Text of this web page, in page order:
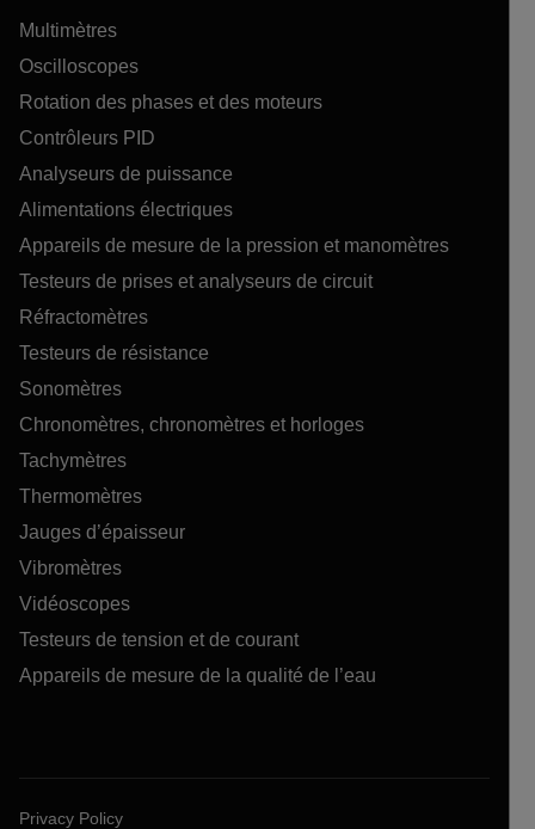
Multimètres
Oscilloscopes
Rotation des phases et des moteurs
Contrôleurs PID
Analyseurs de puissance
Alimentations électriques
Appareils de mesure de la pression et manomètres
Testeurs de prises et analyseurs de circuit
Réfractomètres
Testeurs de résistance
Sonomètres
Chronomètres, chronomètres et horloges
Tachymètres
Thermomètres
Jauges d’épaisseur
Vibromètres
Vidéoscopes
Testeurs de tension et de courant
Appareils de mesure de la qualité de l’eau
Privacy Policy